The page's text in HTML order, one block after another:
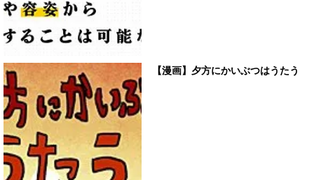
【漫画】夕方にかいぶつはうたう